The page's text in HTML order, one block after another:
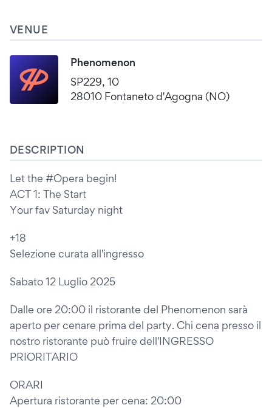
VENUE
Phenomenon
SP229, 10
28010 Fontaneto d'Agogna (NO)
DESCRIPTION
Let the #Opera begin!
ACT 1: The Start
Your fav Saturday night
+18
Selezione curata all'ingresso
Sabato 12 Luglio 2025
Dalle ore 20:00 il ristorante del Phenomenon sarà
aperto per cenare prima del party. Chi cena presso il
nostro ristorante può fruire dell'INGRESSO
PRIORITARIO
ORARI
Apertura ristorante per cena: 20:00